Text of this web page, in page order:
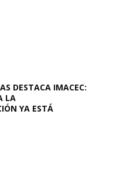
DESTACA IMACEC:
LA
YA ESTÁ